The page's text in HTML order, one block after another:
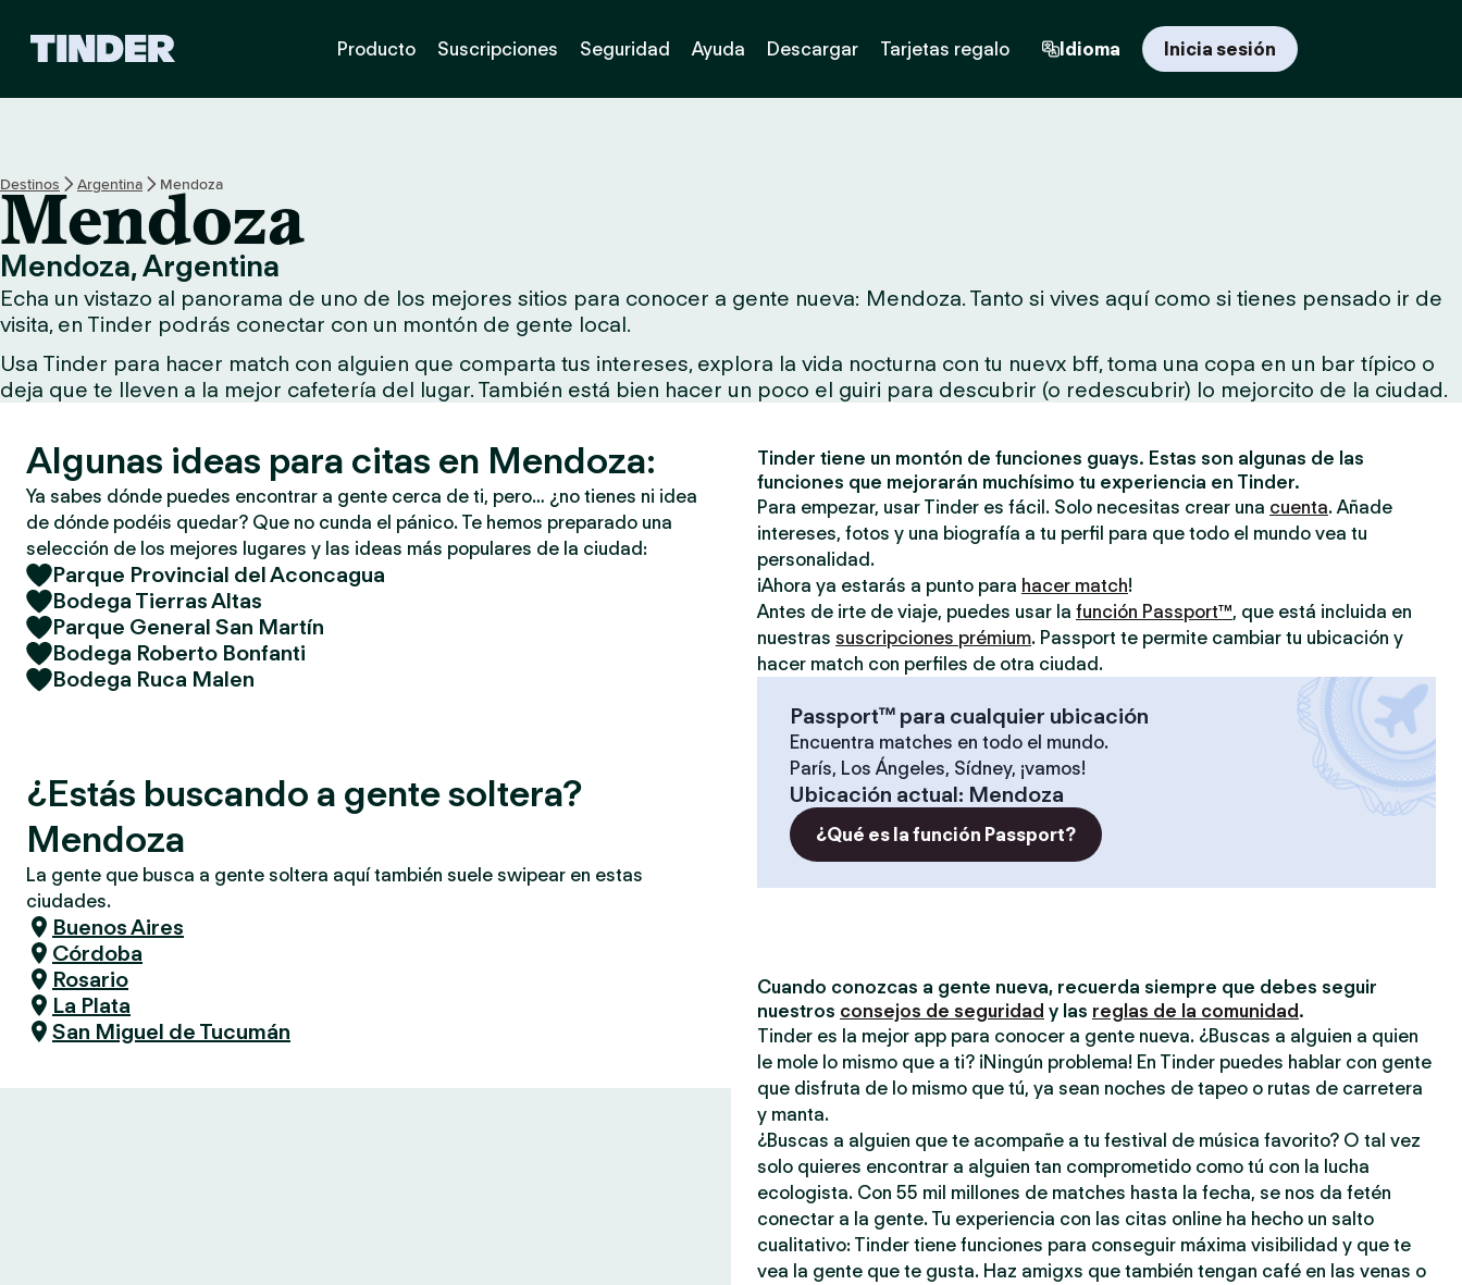
I
c
i
o
Producto Suscripciones Seguridad Ayuda Descargar Tarjetas regalo Idioma Inicia sesión
Destinos Argentina Mendoza
Mendoza
Mendoza, Argentina
Echa un vistazo al panorama de uno de los mejores sitios para conocer a gente nueva: Mendoza. Tanto si vives aquí como si tienes pensado ir de
visita, en Tinder podrás conectar con un montón de gente local.
Usa Tinder para hacer match con alguien que comparta tus intereses, explora la vida nocturna con tu nuevx bff, toma una copa en un bar típico o
deja que te lleven a la mejor cafetería del lugar. También está bien hacer un poco el guiri para descubrir (o redescubrir) lo mejorcito de la ciudad.
Algunas ideas para citas en Mendoza:
Ya sabes dónde puedes encontrar a gente cerca de ti, pero… ¿no tienes ni idea
de dónde podéis quedar? Que no cunda el pánico. Te hemos preparado una
selección de los mejores lugares y las ideas más populares de la ciudad:
Parque Provincial del Aconcagua
Bodega Tierras Altas
Parque General San Martín
Bodega Roberto Bonfanti
Bodega Ruca Malen
¿Estás buscando a gente soltera?
Mendoza
La gente que busca a gente soltera aquí también suele swipear en estas
ciudades.
Buenos Aires
Córdoba
Rosario
La Plata
San Miguel de Tucumán
Tinder tiene un montón de funciones guays. Estas son algunas de las
funciones que mejorarán muchísimo tu experiencia en Tinder.
Para empezar, usar Tinder es fácil. Solo necesitas crear una cuenta. Añade
intereses, fotos y una biografía a tu perfil para que todo el mundo vea tu
personalidad.
¡Ahora ya estarás a punto para hacer match!
Antes de irte de viaje, puedes usar la función Passport™, que está incluida en
nuestras suscripciones prémium. Passport te permite cambiar tu ubicación y
hacer match con perfiles de otra ciudad.
Passport™ para cualquier ubicación
Encuentra matches en todo el mundo.
París, Los Ángeles, Sídney, ¡vamos!
Ubicación actual: Mendoza
¿Qué es la función Passport?
Cuando conozcas a gente nueva, recuerda siempre que debes seguir
nuestros consejos de seguridad y las reglas de la comunidad .
Tinder es la mejor app para conocer a gente nueva. ¿Buscas a alguien a quien
le mole lo mismo que a ti? ¡Ningún problema! En Tinder puedes hablar con gente
que disfruta de lo mismo que tú, ya sean noches de tapeo o rutas de carretera
y manta.
¿Buscas a alguien que te acompañe a tu festival de música favorito? O tal vez
solo quieres encontrar a alguien tan comprometido como tú con la lucha
ecologista. Con 55 mil millones de matches hasta la fecha, se nos da fetén
conectar a la gente. Tu experiencia con las citas online ha hecho un salto
cualitativo: Tinder tiene funciones para conseguir máxima visibilidad y que te
vea la gente que te gusta. Haz amigxs que también tengan café en las venas o